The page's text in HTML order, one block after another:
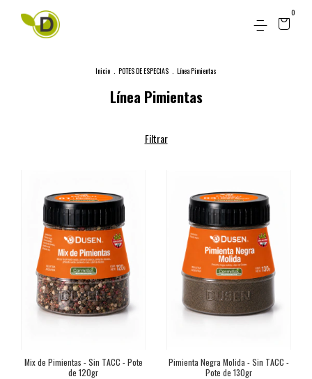
0
Inicio . POTES DE ESPECIAS . Línea Pimientas
Línea Pimientas
Filtrar
Mix de Pimientas - Sin TACC - Pote
de 120gr
Pimienta Negra Molida - Sin TACC -
Pote de 130gr